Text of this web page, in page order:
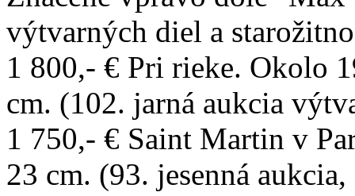
výtvarných diel a
1 800,- € Pri rieke. Okolo
cm. (102. jarná aukcia
1 750,- € Saint Martin v
23 cm. (93. jesenná